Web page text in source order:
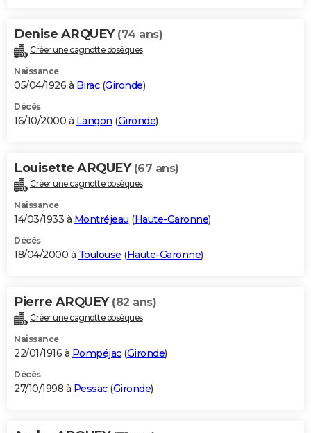
Denise ARQUEY (74 ans)
Créer une cagnotte obsèques
Naissance
05/04/1926 à Birac(Gironde)
Décès
16/10/2000 à Langon (Gironde)
Louisette ARQUEY (67 ans)
Créer une cagnotte obsèques
Naissance
14/03/1933 à Montréjeau (Haute-Garonne)
Décès
18/04/2000 à Toulouse (Haute-Garonne)
Pierre ARQUEY (82 ans)
Créer une cagnotte obsèques
Naissance
22/01/1916 à Pompéjac(Gironde)
Décès
27/10/1998 à Pessac(Gironde)